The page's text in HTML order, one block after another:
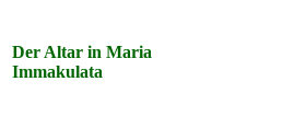
Der Altar in Maria
Immakulata